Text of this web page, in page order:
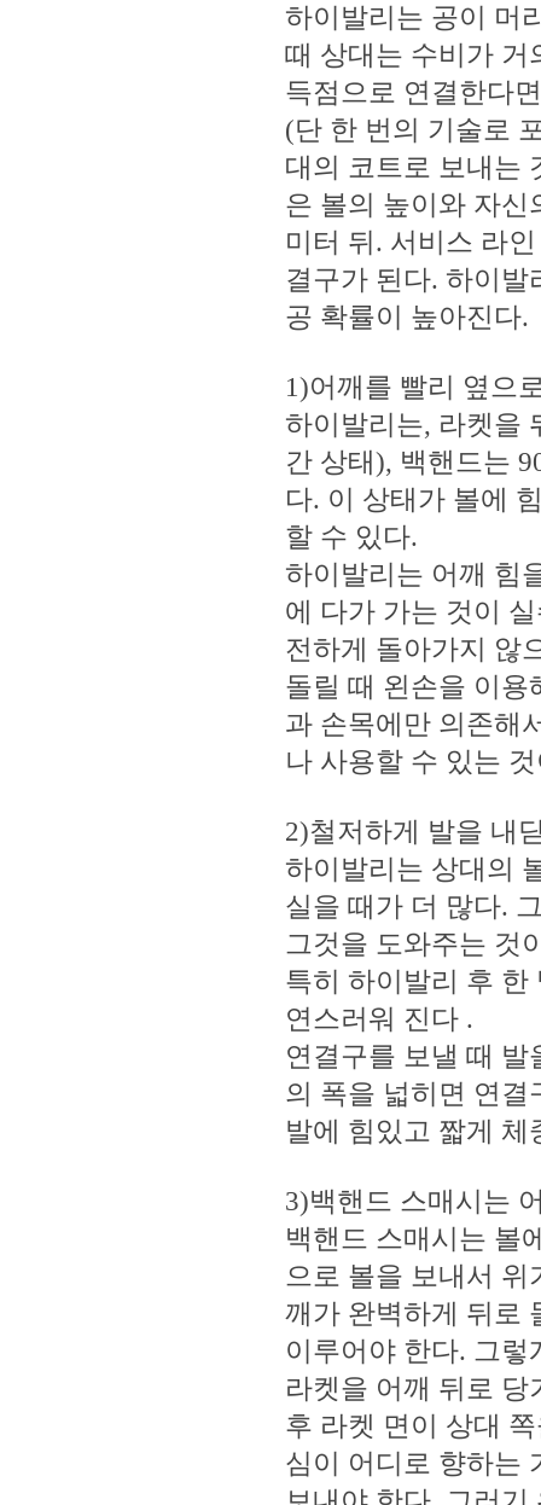
하이발리는 공이 머
때 상대는 수비가 거
득점으로 연결한다
(단 한 번의 기술로
대의 코트로 보내는
은 볼의 높이와 자신
미터 뒤. 서비스 라
결구가 된다. 하이
공 확률이 높아진다.
1)어깨를 빨리 옆으
하이발리는, 라켓을
간 상태), 백핸드는
다. 이 상태가 볼에
할 수 있다.
하이발리는 어깨 힘
에 다가 가는 것이
전하게 돌아가지 않
돌릴 때 왼손을 이용
과 손목에만 의존해
나 사용할 수 있는
2)철저하게 발을 내
하이발리는 상대의
실을 때가 더 많다.
그것을 도와주는 것
특히 하이발리 후 한
연스러워 진다 .
연결구를 보낼 때
의 폭을 넓히면 연결
발에 힘있고 짧게
3)백핸드 스매시는
백핸드 스매시는 볼
으로 볼을 보내서
깨가 완벽하게 뒤로
이루어야 한다. 그
라켓을 어깨 뒤로
후 라켓 면이 상대
심이 어디로 향하는